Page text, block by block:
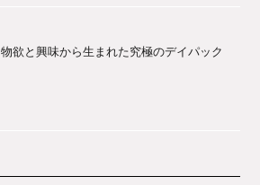
物欲と興味から生まれた究極のデイパック